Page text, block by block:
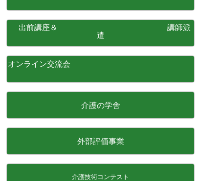
出前講座＆ 講師派
遣
オンライン交流会
介護の学舎
外部評価事業
介護技術コンテスト